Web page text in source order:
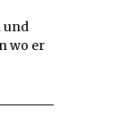
und
wo er